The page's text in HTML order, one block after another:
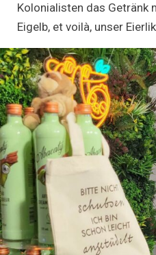
Kolonialisten das Getränk
Eigelb, et voilà, unser